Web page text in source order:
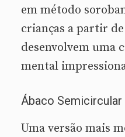
em método
crianças a partir de
desenvolvem uma
mental
Ábaco Semicircular
Uma versão mais